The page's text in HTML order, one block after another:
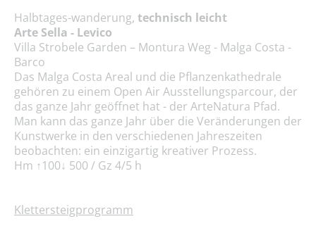
Halbtages-wanderung, technisch leicht
Arte Sella - Levico
Villa Strobele Garden – Montura Weg - Malga Costa -
Barco
Das Malga Costa Areal und die Pflanzenkathedrale
gehören zu einem Open Air Ausstellungs­parcour, der
das ganze Jahr geöffnet hat - der ArteNatura Pfad.
Man kann das ganze Jahr über die Veränderungen der
Kunstwerke in den verschiedenen Jahreszeiten
beobachten: ein einzigartig kreativer Prozess.
Hm ↑100↓ 500 / Gz 4/5 h
Klettersteigprogramm